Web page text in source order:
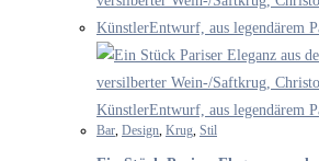
Bar, Design, Krug, Stil